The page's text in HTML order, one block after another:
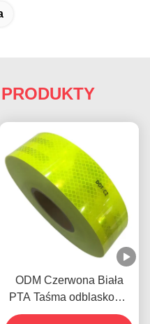
ODM Czerwona Biała
PTA Taśma odblaskowa
Samoprzylepna odporna